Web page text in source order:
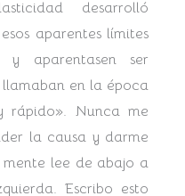
desarrolló
aparentes límites
y aparentasen ser
llamaban en la época
rápido». Nunca me
la causa y darme
lee de abajo a
Escribo esto